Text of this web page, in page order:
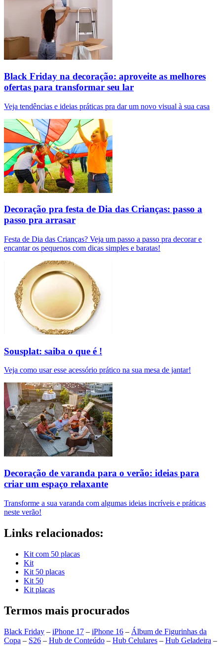
Black Friday na decoração: aproveite as melhores
ofertas para transformar seu lar
Veja tendências e ideias práticas pra dar um novo visual à sua casa
Decoração pra festa de Dia das Crianças: passo a
passo pra arrasar
Festa de Dia das Crianças? Veja um passo a passo pra decorar e
encantar os pequenos com dicas simples e baratas!
Sousplat: saiba o que é !
Veja como usar esse acessório prático na sua mesa de jantar!
Decoração de varanda para o verão: ideias para
criar um espaço relaxante
Transforme a sua varanda com algumas ideias incríveis e práticas
neste verão!
Links relacionados:
Kit com 50 placas
Kit
Kit 50 placas
Kit 50
Kit placas
Termos mais procurados
Black Friday – iPhone 17 – iPhone 16 – Álbum de Figurinhas da
Copa – S26 – Hub de Conteúdo – Hub Celulares – Hub Geladeira –